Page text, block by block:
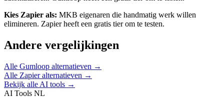
Kies Zapier als: MKB eigenaren die handmatig werk willen
elimineren. Zapier heeft een gratis tier om te testen.
Andere vergelijkingen
Alle Gumloop alternatieven →
Alle Zapieralternatieven →
Bekijk alle AI tools →
AI Tools NL